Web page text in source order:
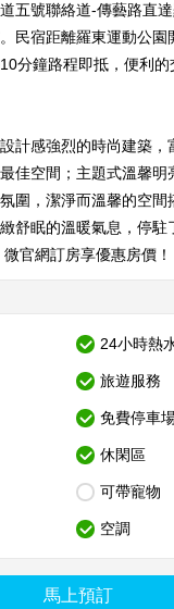
五號聯絡道-傳藝路直
民宿距離羅東運動公園
分鐘路程即抵，便利
計感強烈的時尚建築，
佳空間；主題式溫馨明
圍，潔淨而溫馨的空間
舒眠的溫暖氣息，停駐
官網訂房享優惠房價！
24小時熱
旅遊服務
免費停車
休閑區
可帶寵物
空調
馬上預訂